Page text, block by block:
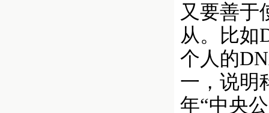
又要善于
从。比如
个人的
一，说明
年“中央